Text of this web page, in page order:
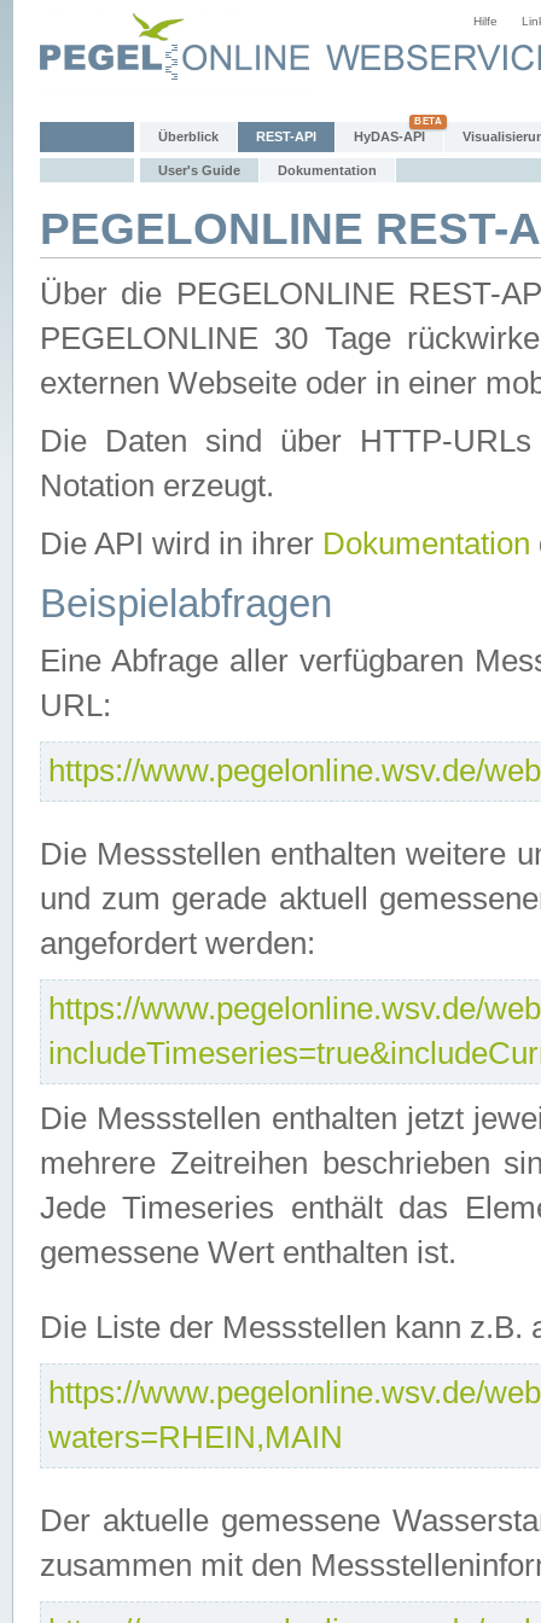
Hilfe
Überblick REST-API HyDAS-API
User's Guide Dokumentation
PEGELONLINE REST-
Über die PEGELONLINE REST-
PEGELONLINE 30 Tage
externen Webseite oder in einer
Die Daten sind über HTTP-
Notation erzeugt.
Die API wird in ihrer Dokumentation
Beispielabfragen
Eine Abfrage aller verfügbaren
URL:
https://www.pegelonline.wsv.de/
Die Messstellen enthalten weitere
und zum gerade aktuell
angefordert werden:
https://www.pegelonline.wsv.de/
Die Messstellen enthalten jetzt
mehrere Zeitreihen beschrieben
Jede Timeseries enthält das
gemessene Wert enthalten ist.
Die Liste der Messstellen kann
https://www.pegelonline.wsv.de/
waters=RHEIN,MAIN
Der aktuelle gemessene
zusammen mit den